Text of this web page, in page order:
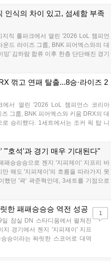
인식의 차이 있고, 섬세함 부족
직 롤파크에서 열린 '2026 LoL 챔피언
운드 라이즈 그룹, BNK 피어엑스와의 대
밍' 김하람 합류 이후 한층 단단해진 경기
, BNK 피어엑스에게 불의의 일격을 당
꺾고 연패 탈출...8승·라이즈 2
에서 열린 '2026 LoL 챔피언스 코리아
그룹, BNK 피어엑스와 키움 DRX의 대
승리했다. 1세트에서는 조커 픽 탑 니
판테온을 잡은 '랩터' 전어진의 활약과
"'호석'과 경기 매우 기대된다"
패승승승으로 젠지 '지피제이' 지프리 바
해도 '지피제이'의 흐름을 따라가지 못
했던 '곽' 곽준혁인데, 3세트를 기점으로
를 4:2로 승리한 뒤 이후부터는 완전히
한 패패승승승 역전 성공
잠실 DN 스타디움에서 펼쳐진
경기에서 젠지 '지피제이' 지프
승이라는 짜릿한 스코어로 대역
로 향했다. 1세트, 전반전은 서로
1